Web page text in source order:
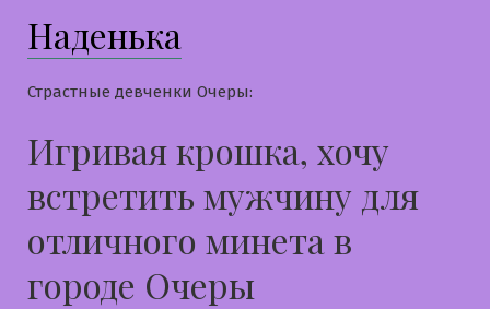
Наденька
Страстные девченки Очеры:
Игривая крошка, хочу
встретить мужчину для
отличного минета в
городе Очеры